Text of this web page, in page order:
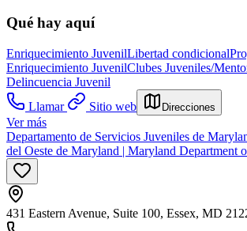
Qué hay aquí
Enriquecimiento JuvenilLibertad condicional
Enriquecimiento JuvenilClubes Juveniles/
Delincuencia Juvenil
Llamar
Sitio web Direcciones
Ver más
Departamento de Servicios Juveniles de
del Oeste de Maryland | Maryland Department
431 Eastern Avenue, Suite 100, Essex, MD